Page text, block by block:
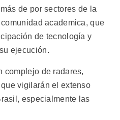
de por sectores de la
academica, que
de tecnología y
ejecución.
complejo de radares,
vigilarán el extenso
especialmente las